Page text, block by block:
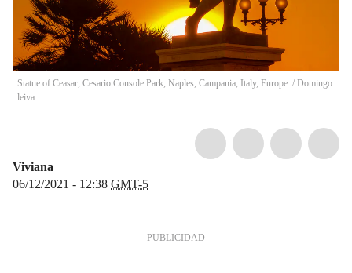
Statue of Ceasar, Cesario Console Park, Naples, Campania, Italy, Europe. / Domingo
leiva
Viviana
06/12/2021 - 12:38 GMT-5